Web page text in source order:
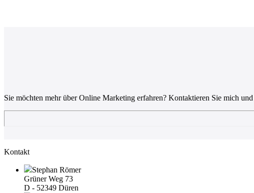
Sie möchten mehr über Online Marketing erfahren? Kontaktieren Sie mich
Kontakt
Stephan Römer
Grüner Weg 73
D - 52349 Düren